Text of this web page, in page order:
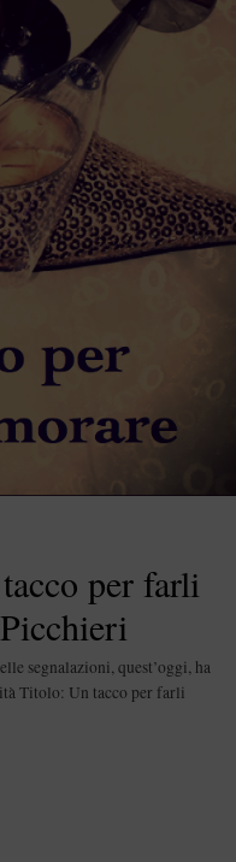
per farli
segnalazioni, quest’oggi, ha
Titolo: Un tacco per farli